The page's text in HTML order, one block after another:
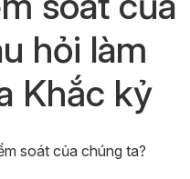
hỏi làm
Khắc kỷ
soát của chúng ta?